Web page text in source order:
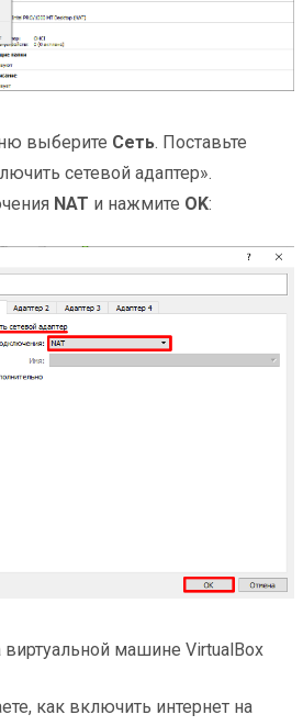
выберите Сеть. Поставьте
сетевой адаптер».
NAT и нажмите OK:
виртуальной машине VirtualBox
как включить интернет на